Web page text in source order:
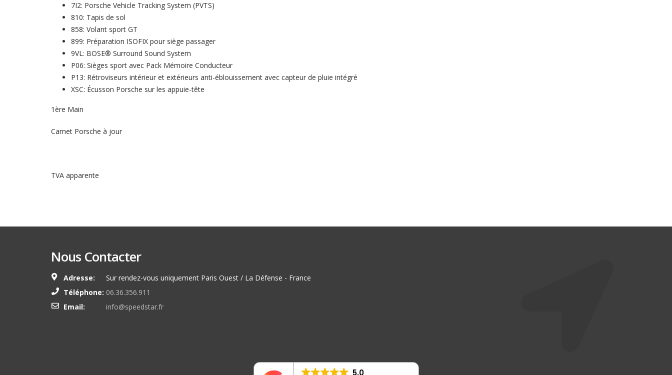
7I2: Porsche Vehicle Tracking System (PVTS)
810: Tapis de sol
858: Volant sport GT
899: Préparation ISOFIX pour siège passager
9VL: BOSE® Surround Sound System
P06: Sièges sport avec Pack Mémoire Conducteur
P13: Rétroviseurs intérieur et extérieurs anti-éblouissement avec capteur de pluie intégré
XSC: Écusson Porsche sur les appuie-tête
1ère Main
Carnet Porsche à jour
TVA apparente
Nous Contacter
Adresse:
Sur rendez-vous uniquement Paris Ouest / La Défense - France
Téléphone: 06.36.356.911
Email:
info@speedstar.fr
5.0